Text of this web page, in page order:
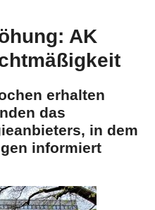
AK
erhalten
das
in dem
informiert